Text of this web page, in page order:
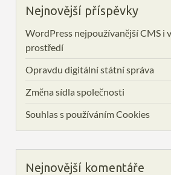
Nejnovější příspěvky
WordPress nejpoužívanější CMS i
prostředí
Opravdu digitální státní správa
Změna sídla společnosti
Souhlas s používáním Cookies
Nejnovější komentáře